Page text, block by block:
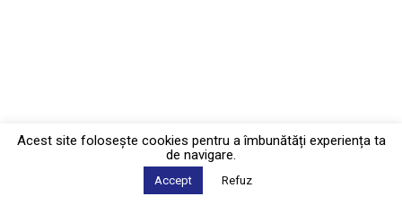
Acest site foloseşte cookies pentru a îmbunătăți experiența ta
de navigare.
Accept Refuz